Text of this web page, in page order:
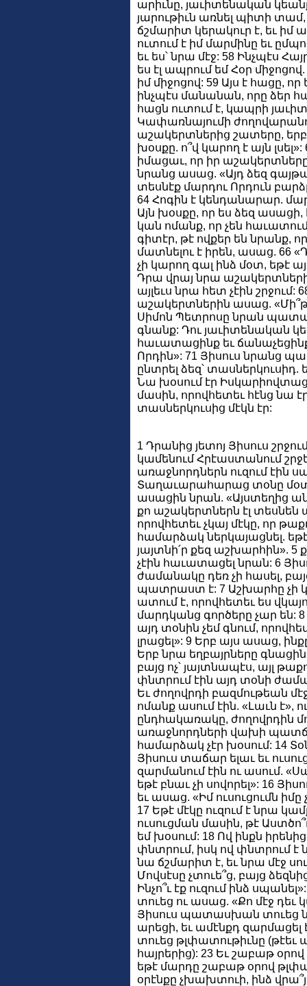
արիւնը, յաւիտենական
յարութիւն առնել պիտի
ճշմարիտ կերակուր է, եւ իմ
ուտում է իմ մարմինը եւ
եւ ես՝ նրա մէջ: 58 Ինչպէս
ես էլ ապրում եմ Հօր
իմ միջոցով: 59 Այս է հացը,
ինչպէս մանանան, որը ձեր
հացն ուտում է, կապրի
Կափառնայումի
աշակերտներից շատերը,
խօսքը. ո՞վ կարող է այն
իմացաւ, որ իր
նրանց ասաց. «Այդ ձեզ
տեսնէք մարդու Որդուն
64 Հոգին է կենդանարար.
Այն խօսքը, որ ես ձեզ ասացի,
կան ոմանք, որ չեն
գիտէր, թէ ովքեր են նրանք,
մատնելու է իրեն, ասաց. 66
չի կարող գալ ինձ մօտ, եթէ
Դրա վրայ նրա
այլեւս նրա հետ չէին շրջում:
աշակերտներին ասաց. «Մի՞թէ
Սիմոն Պետրոսը նրան
գնանք: Դու յաւիտենական
հաւատացինք եւ
Որդին»: 71 Յիսուս նրանց
ընտրել ձեզ՝ տասներկուսիդ.
Նա խօսում էր
մասին, որովհետեւ հէնց նա
տասներկուսից մէկն էր:
1 Դրանից յետոյ Յիսուս
կամենում Հրէաստանում
առաջնորդներն ուզում էին
Տաղաւարահարաց տօնը մօտ
ասացին նրան. «Այստեղից
քո աշակերտներն էլ տեսնեն
որովհետեւ չկայ մէկը, որ
համարձակ ներկայացնել.
յայտնի՛ր քեզ աշխարհին». 5
չէին հաւատացել նրան: 6
ժամանակը դեռ չի հասել,
պատրաստ է: 7 Աշխարհը չի
ատում է, որովհետեւ ես
մարդկանց գործերը չար են:
այդ տօնին չեմ գնում,
լրացել»: 9 Երբ այս ասաց,
Երբ նրա եղբայրները
բայց ոչ՝ յայտնապէս, այլ
փնտրում էին այդ տօնի
Եւ ժողովրդի բազմութեան
ոմանք ասում էին. «Լաւն է»,
ընդհակառակը, ժողովրդին
առաջնորդների վախի
համարձակ չէր խօսում: 14
Յիսուս տաճար ելաւ եւ
զարմանում էին ու ասում.
եթէ բնաւ չի սովորել»: 16
եւ ասաց. «Իմ ուսուցումն իմը
17 Եթէ մէկը ուզում է նրա
ուսուցման մասին, թէ
եմ խօսում: 18 Ով ինքն
փնտրում, իսկ ով փնտրում է
նա ճշմարիտ է, եւ նրա մէջ
Մովսէսը չտուե՞ց, բայց
Ինչո՞ւ էք ուզում ինձ
տուեց ու ասաց. «Քո մէջ դեւ
Յիսուս պատասխան տուեց
արեցի, եւ ամէնքդ զարմացել
տուեց թլփատութիւնը (թէեւ
հայրերից): 23 Եւ շաբաթ
եթէ մարդը շաբաթ օրով
օրէնքը չխախտուի, ինձ